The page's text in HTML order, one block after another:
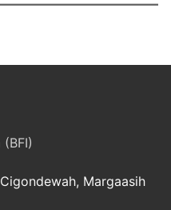
Margaasih